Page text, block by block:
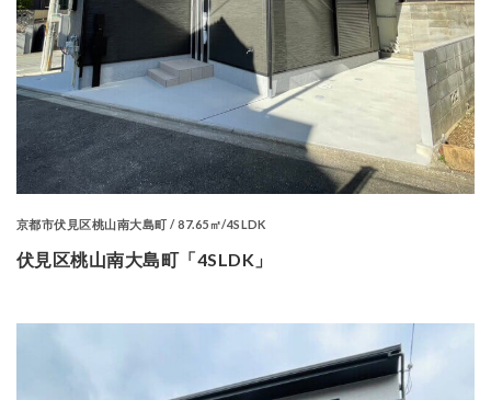
京都市伏見区桃山南大島町 / 87.65㎡/4SLDK
伏見区桃山南大島町「4SLDK」